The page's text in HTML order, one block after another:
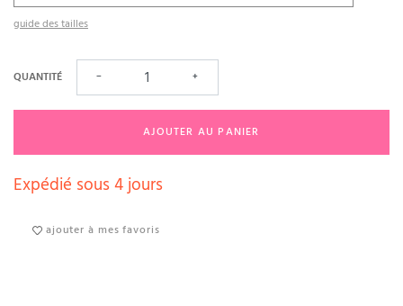
guide des tailles
QUANTITÉ − +
AJOUTER AU PANIER
Expédié sous 4 jours
ajouter à mes favoris